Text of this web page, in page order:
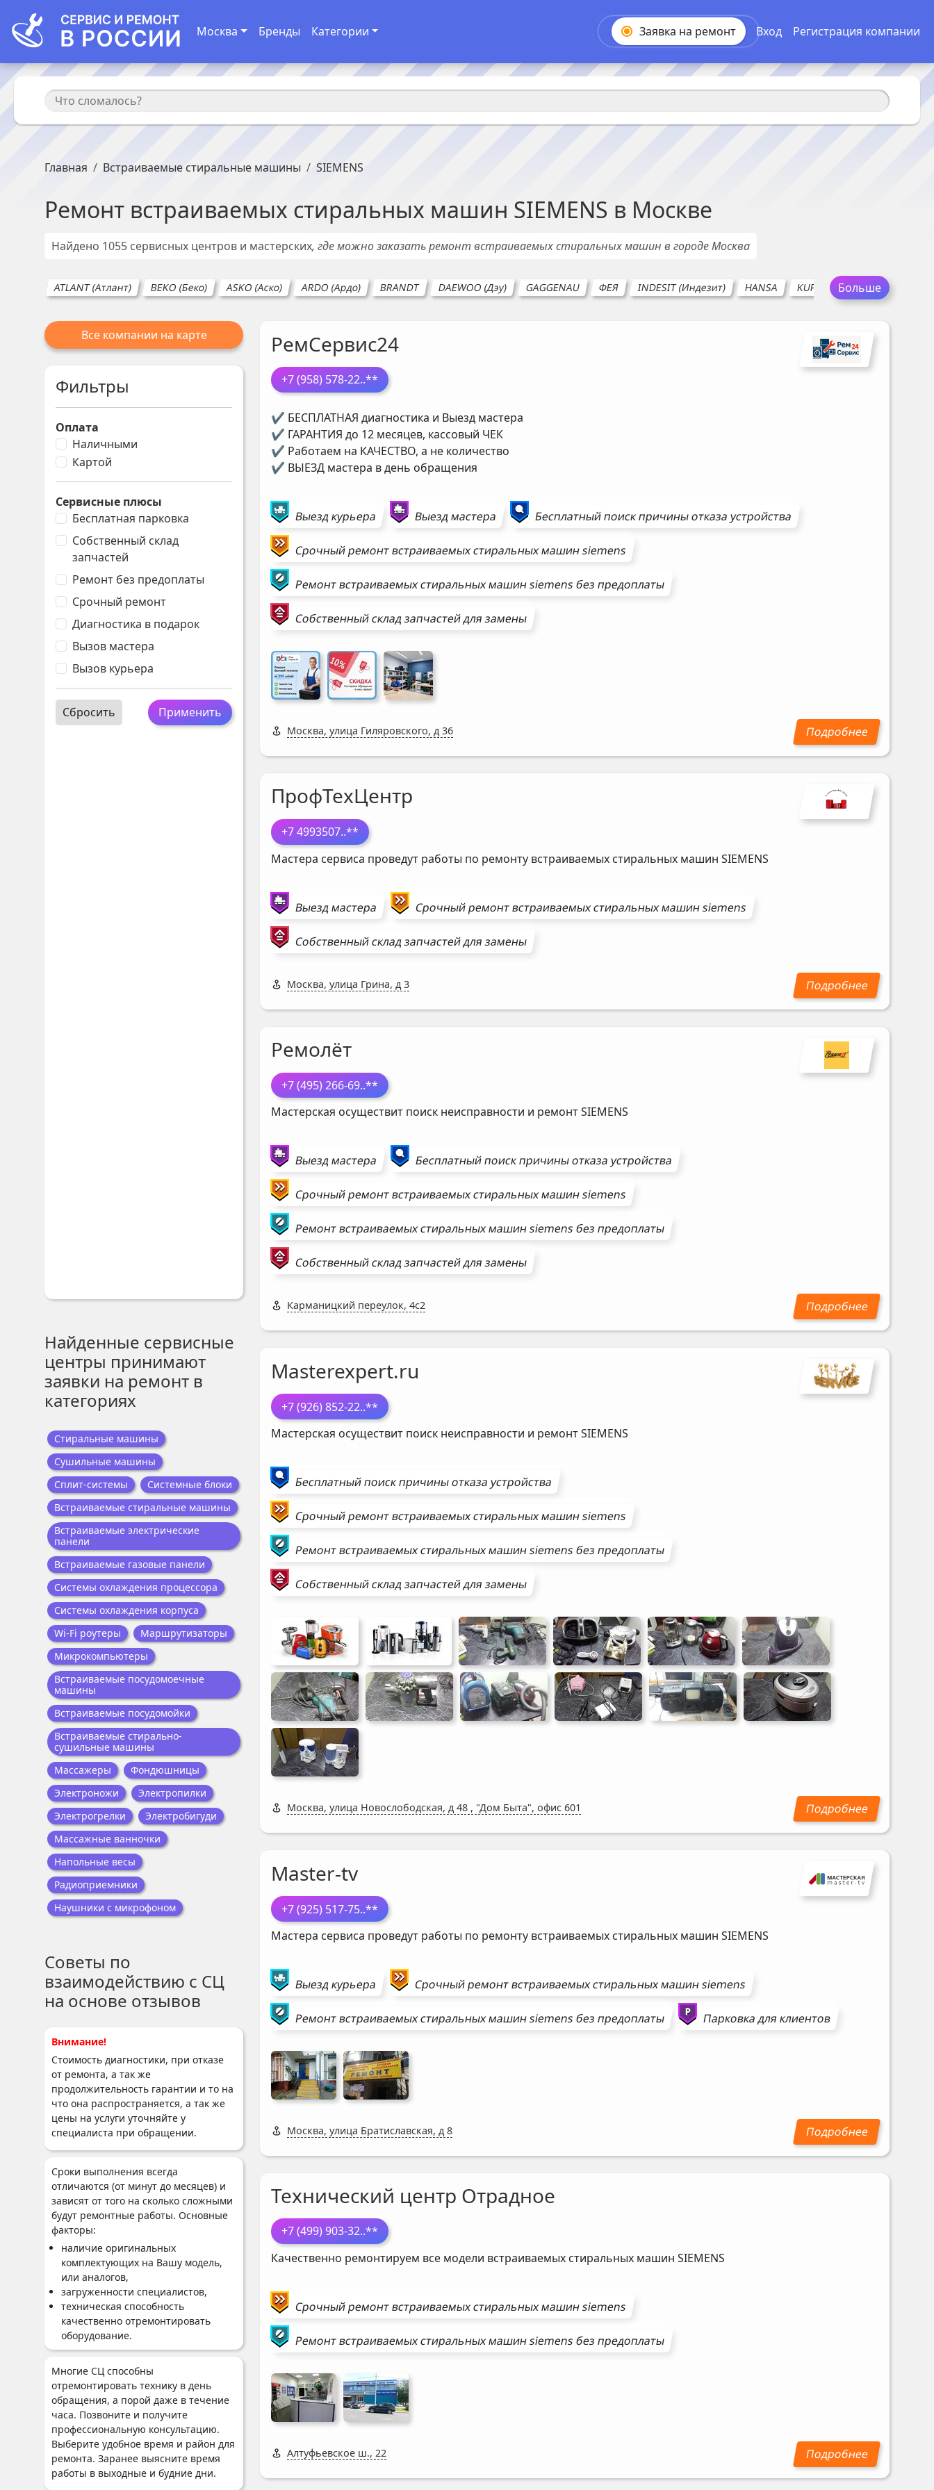
Москва Бренды Категории Заявка на ремонт Вход Регистрация компании
Главная Встраиваемые стиральные машины SIEMENS
Ремонт встраиваемых стиральных машин SIEMENS в Москве
Найдено 1055 сервисных центров и мастерских, где можно заказать ремонт встраиваемых стиральных машин в городеМосква
ATLANT (Атлант) BEKO (Беко) ASKO (Аско) ARDO (Ардо) BRANDT DAEWOO (Дэу) GAGGENAU ФЕЯ INDESIT (Индезит) HANSA KUPPERSBUSCH LG
Больше
Все компании на карте
Фильтры
Оплата
Наличными
Картой
Сервисные плюсы
Бесплатная парковка
Собственный склад
запчастей
Ремонт без предоплаты
Срочный ремонт
Диагностика в подарок
Вызов мастера
Вызов курьера
Применить
Сбросить
Найденные сервисные
центры принимают
заявки на ремонт в
категориях
Стиральные машины
Сушильные машины
Сплит-системы
Системные блоки
Встраиваемые стиральные машины
Встраиваемые электрические
панели
Встраиваемые газовые панели
Системы охлаждения процессора
Системы охлаждения корпуса
Wi-Fi роутеры
Маршрутизаторы
Микрокомпьютеры
Встраиваемые посудомоечные
машины
Встраиваемые посудомойки
Встраиваемые стирально-
сушильные машины
Массажеры
Фондюшницы
Электроножи
Электропилки
Электрогрелки
Электробигуди
Массажные ванночки
Напольные весы
Радиоприемники
Наушники с микрофоном
Советы по
взаимодействию с СЦ
на основе отзывов
Внимание!
Стоимость диагностики, при отказе
от ремонта, а так же
продолжительность гарантии и то на
что она распространяется, а так же
цены на услуги уточняйте у
специалиста при обращении.
Сроки выполнения всегда
отличаются (от минут до месяцев) и
зависят от того на сколько сложными
будут ремонтные работы. Основные
факторы:
наличие оригинальных
комплектующих на Вашу модель,
или аналогов,
загруженности специалистов,
техническая способность
качественно отремонтировать
оборудование.
Многие СЦ способны
отремонтировать технику в день
обращения, а порой даже в течение
часа. Позвоните и получите
профессиональную консультацию.
Выберите удобное время и район для
ремонта. Заранее выясните время
работы в выходные и будние дни.
РемСервис24
+7 (958) 578-22..**
✔ БЕСПЛАТНАЯ диагностика и Выезд мастера
✔ ГАРАНТИЯ до 12 месяцев, кассовый ЧЕК
✔ Работаем на КАЧЕСТВО, а не количество
✔ ВЫЕЗД мастера в день обращения
Выезд курьера Выезд мастера Бесплатный поиск причины отказа устройства
Срочный ремонтвстраиваемых стиральных машинsiemens
Ремонтвстраиваемых стиральных машинsiemensбез предоплаты
Собственный склад запчастей для замены
Москва, улица Гиляровского, д 36
ПрофТехЦентр
+7 4993507..**
Мастера сервиса проведут работы по ремонту встраиваемых стиральных машин SIEMENS
Выезд мастера Срочный ремонтвстраиваемых стиральных машинsiemens
Собственный склад запчастей для замены
Москва, улица Грина, д 3
Ремолёт
+7 (495) 266-69..**
Мастерская осуществит поиск неисправности и ремонтSIEMENS
Выезд мастера Бесплатный поиск причины отказа устройства
Срочный ремонтвстраиваемых стиральных машинsiemens
Ремонтвстраиваемых стиральных машинsiemensбез предоплаты
Собственный склад запчастей для замены
Карманицкий переулок, 4с2
Masterexpert.ru
+7 (926) 852-22..**
Мастерская осуществит поиск неисправности и ремонтSIEMENS
Бесплатный поиск причины отказа устройства
Срочный ремонтвстраиваемых стиральных машинsiemens
Ремонтвстраиваемых стиральных машинsiemensбез предоплаты
Собственный склад запчастей для замены
Москва, улица Новослободская, д 48 , "Дом Быта", офис 601
Master-tv
+7 (925) 517-75..**
Мастера сервиса проведут работы по ремонту встраиваемых стиральных машин SIEMENS
Выезд курьера Срочный ремонтвстраиваемых стиральных машинsiemens
Ремонтвстраиваемых стиральных машинsiemensбез предоплаты Парковка для клиентов
Москва, улица Братиславская, д 8
Технический центр Отрадное
+7 (499) 903-32..**
Качественно ремонтируем все модели встраиваемых стиральных машин SIEMENS
Срочный ремонтвстраиваемых стиральных машинsiemens
Ремонтвстраиваемых стиральных машинsiemensбез предоплаты
Алтуфьевское ш., 22